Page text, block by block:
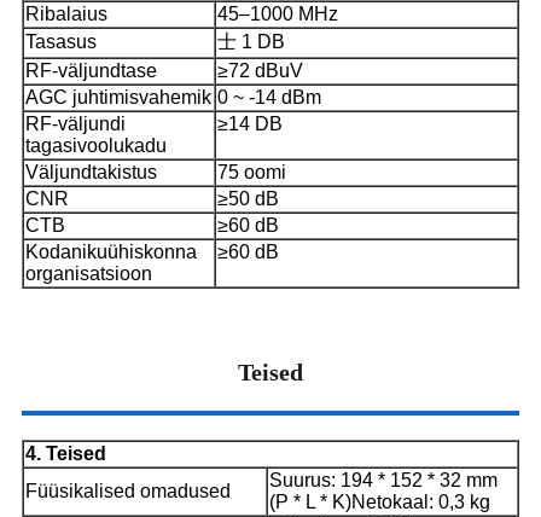
Ribalaius
45–1000 MHz
Tasasus
士 1 DB
RF-väljundtase
≥72 dBuV
AGC juhtimisvahemik 0 ~ -14 dBm
RF-väljundi
tagasivoolukadu
≥14 DB
Väljundtakistus
75 oomi
CNR
≥50 dB
CTB
≥60 dB
Kodanikuühiskonna
organisatsioon
≥60 dB
Teised
4. Teised
Füüsikalised omadused
Suurus: 194 * 152 * 32 mm
(P * L * K)Netokaal: 0,3 kg